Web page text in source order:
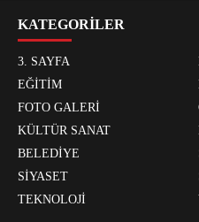
KATEGORİLER
3. SAYFA
EĞİTİM
FOTO GALERİ
KÜLTÜR SANAT
BELEDİYE
SİYASET
TEKNOLOJİ